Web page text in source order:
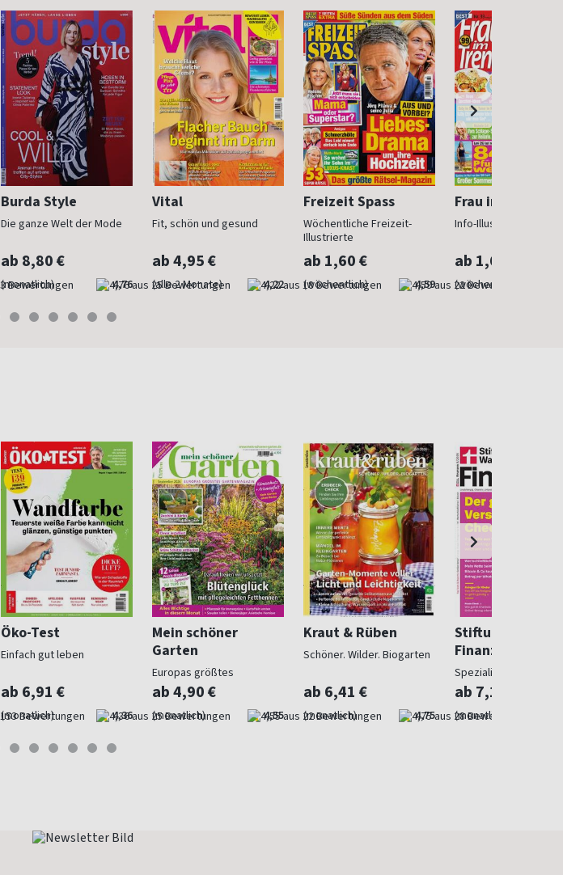
Burda Style
Die ganze Welt der Mode
ab 8,80 €
(monatlich) 4,76
Vital
Fit, schön und gesund
ab 4,95 €
(alle 2 Monate) 4,22
Freizeit Spass
Wöchentliche Freizeit-
Illustrierte
ab 1,60 €
(wöchentlich) 4,59
Frau im Trend
Info-Illustrierte für
ab 1,60 €
(wöchentlich)
Öko-Test
Einfach gut leben
ab 6,91 €
(monatlich) 4,36
Mein schöner
Garten
Europas größtes
Gartenmagazin
ab 4,90 €
(monatlich) 4,55
Kraut & Rüben
Schöner. Wilder. Biogarten
ab 6,41 €
(monatlich) 4,75
Stiftung
Finanzen
Spezialist in
ab 7,10 €
(monatlich)